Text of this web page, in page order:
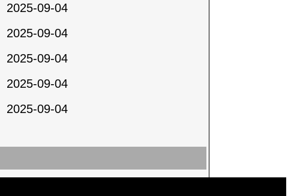
2025-09-04
2025-09-04
2025-09-04
2025-09-04
2025-09-04